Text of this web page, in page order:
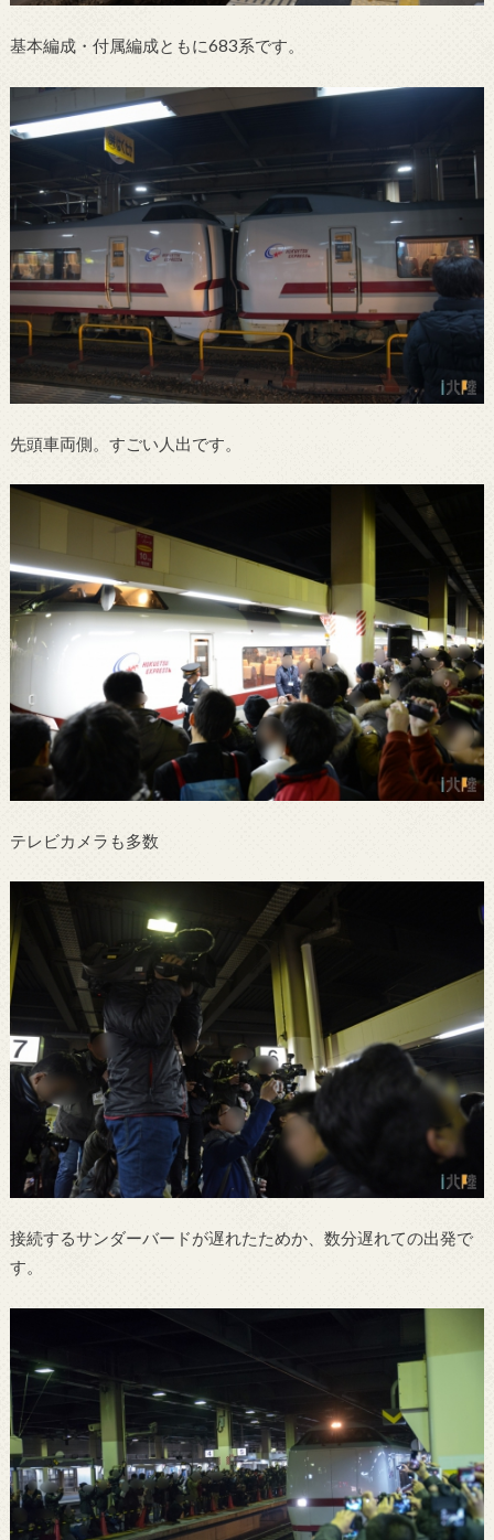
基本編成・付属編成ともに683系です。
先頭車両側。すごい人出です。
テレビカメラも多数
接続するサンダーバードが遅れたためか、数分遅れての出発で
す。